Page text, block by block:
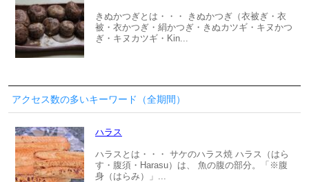
きぬかつぎとは・・・ きぬかつぎ（衣被ぎ・衣
被・衣かつぎ・絹かつぎ・きぬカツギ・キヌかつ
ぎ・キヌカツギ・Kin...
アクセス数の多いキーワード（全期間）
ハラス
ハラスとは・・・ サケのハラス焼 ハラス（はら
す・腹須・Harasu）は、 魚の腹の部分。「※腹
身（はらみ）」...